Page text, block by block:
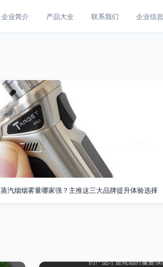
企业简介 产品大全 联系我们 企业信息
蒸汽烟烟雾量哪家强？主推这三大品牌提升体验选择